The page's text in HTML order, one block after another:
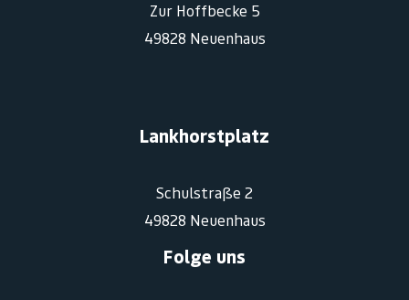
Zur Hoffbecke 5
49828 Neuenhaus
Lankhorstplatz
Schulstraße 2
49828 Neuenhaus
Folge uns